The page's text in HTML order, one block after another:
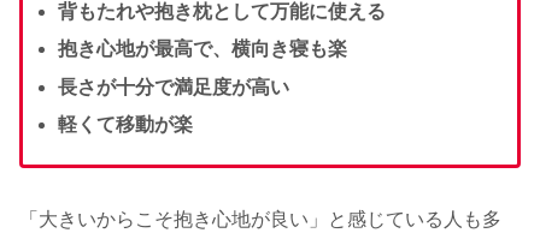
背もたれや抱き枕として万能に使える
抱き心地が最高で、横向き寝も楽
長さが十分で満足度が高い
軽くて移動が楽
「大きいからこそ抱き心地が良い」と感じている人も多